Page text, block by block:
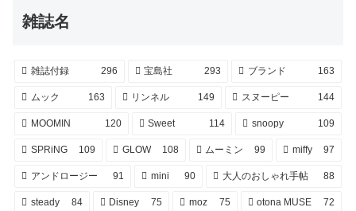
雑誌名
雑誌付録 296 宝島社 293 ブランド 163
ムック 163 リンネル 149 スヌーピー 144
MOOMIN 120 Sweet 114 snoopy 109
SPRiNG 109 GLOW 108 ムーミン 99 miffy 97
アンドロージー 91 mini 90 大人のおしゃれ手帖 88
steady 84 Disney 75 moz 75 otona MUSE 72